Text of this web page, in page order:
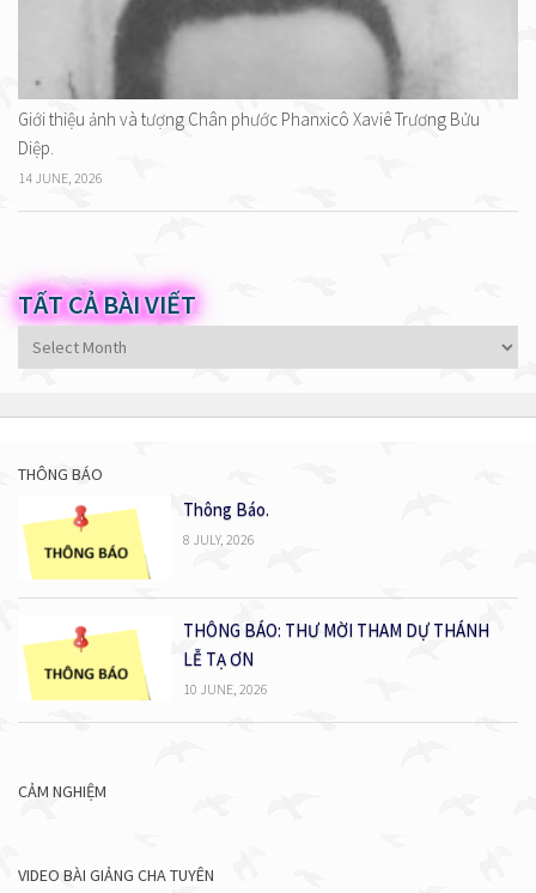
Giới thiệu ảnh và tượng Chân phước Phanxicô Xaviê Trương Bửu
Diệp.
14 JUNE, 2026
TẤT CẢ BÀI VIẾT
Tất
cả
viết
THÔNG BÁO
Thông Báo.
8 JULY, 2026
THÔNG BÁO: THƯ MỜI THAM DỰ THÁNH
LỄ TẠ ƠN
10 JUNE, 2026
CẢM NGHIỆM
VIDEO BÀI GIẢNG CHA TUYÊN